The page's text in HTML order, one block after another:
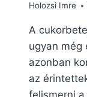
Holozsi Imre
A
ugyan még
azonban
az